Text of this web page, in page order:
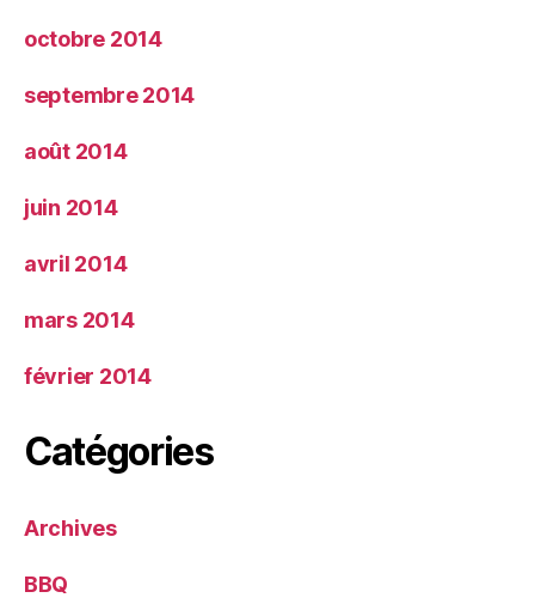
octobre 2014
septembre 2014
août 2014
juin 2014
avril 2014
mars 2014
février 2014
Catégories
Archives
BBQ